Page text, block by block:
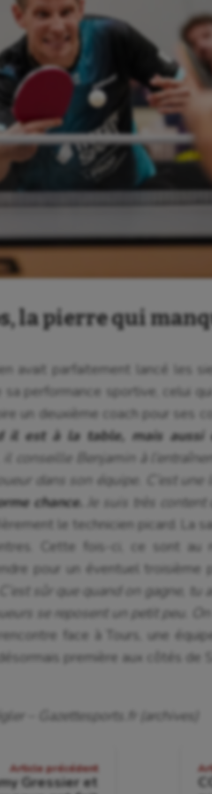
Jeux Olympiques et
la pierre qui
avait parfaitement lancé les
sa performance sportive, celui
un deuxième coach pour ses
il est à la table, mais aussi
il conseille Benjamin à
dans son équipe. C’est
chance. Je suis très
le technicien picard. La
Cette fois-ci, ce sont
pour un éventuel troisième
C’est sûr que quand on gagne,
se reposent un petit peu.
face à Tours, une
première aux côtés de
– Gazettesports.fr (archives)
Article précédent
Gressier et